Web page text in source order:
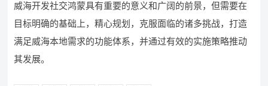
威海开发社交鸿蒙具有重要的意义和广阔的前景，但需要在
目标明确的基础上，精心规划，克服面临的诸多挑战，打造
满足威海本地需求的功能体系，并通过有效的实施策略推动
其发展。